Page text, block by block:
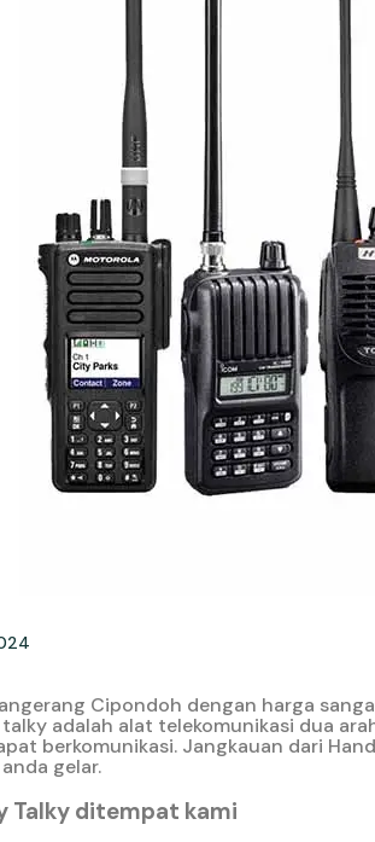
Cipondoh dengan harga
adalah alat telekomunikasi dua
berkomunikasi. Jangkauan dari
gelar.
Talky ditempat kami